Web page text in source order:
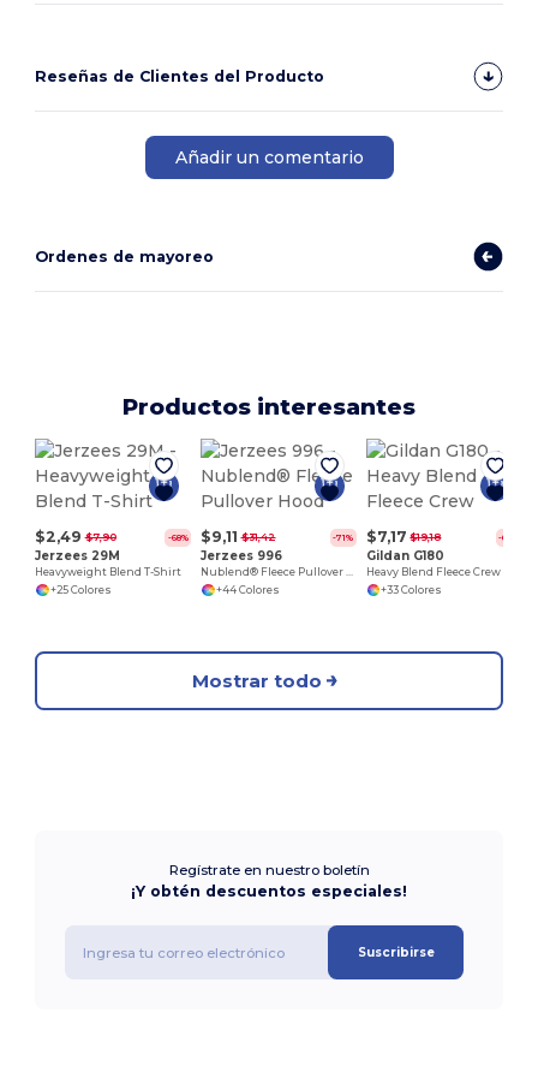
Reseñas de Clientes del Producto
Añadir un comentario
Ordenes de mayoreo
Productos interesantes
$2,49 $7,90 -68%
Jerzees 29M
Heavyweight Blend T-Shirt
+25 Colores
$9,11 $31,42 -71%
Jerzees 996
Nublend® Fleece Pullover Hood
+44 Colores
$7,17 $19,18 -63%
Gildan G180
Heavy Blend Fleece Crew
+33 Colores
Mostrar todo
Regístrate en nuestro boletín
¡Y obtén descuentos especiales!
Suscribirse